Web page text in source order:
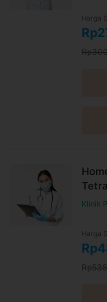
Harga
Klinik
Harga